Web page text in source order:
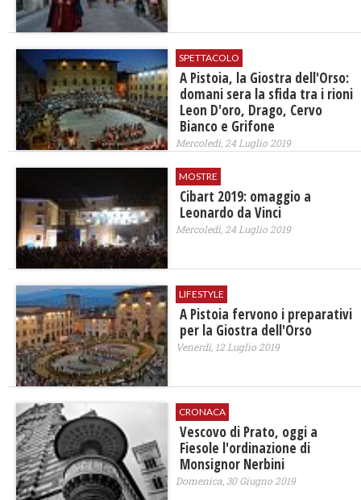
SPETTACOLO
A Pistoia, la Giostra dell'Orso:
domani sera la sfida tra i rioni
Leon D'oro, Drago, Cervo
Bianco e Grifone
Mercoledì, 24 Luglio 2019
MOSTRE
Cibart 2019: omaggio a
Leonardo da Vinci
Mercoledì, 24 Luglio 2019
LIFESTYLE
A Pistoia fervono i preparativi
per la Giostra dell'Orso
Venerdì, 12 Luglio 2019
CRONACA
Vescovo di Prato, oggi a
Fiesole l'ordinazione di
Monsignor Nerbini
Domenica, 30 Giugno 2019